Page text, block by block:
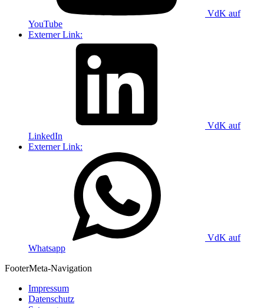
VdK auf
YouTube
Externer Link:
VdK auf
LinkedIn
Externer Link:
VdK auf
Whatsapp
FooterMeta-Navigation
Impressum
Datenschutz